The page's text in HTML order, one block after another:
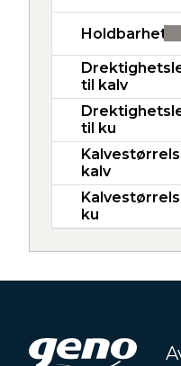
Holdbarhet
til kalv
til ku
kalv
ku